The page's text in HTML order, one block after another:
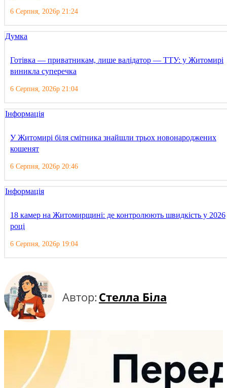
6 Серпня, 2026р 21:24
Думка
Готівка — приватникам, лише валідатор — ТТУ: у Житомирі
виникла суперечка
6 Серпня, 2026р 21:04
Інформація
У Житомирі біля смітника знайшли трьох новонароджених
кошенят
6 Серпня, 2026р 20:46
Інформація
18 камер на Житомирщині: де контролюють швидкість у 2026
році
6 Серпня, 2026р 19:04
Автор:Стелла Біла